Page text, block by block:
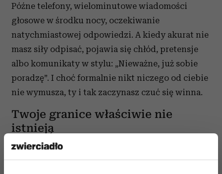
Późne telefony, wielominutowe wiadomości
głosowe w środku nocy, oczekiwanie
natychmiastowej odpowiedzi. A kiedy akurat nie
masz siły odpisać, pojawia się chłód, pretensje
albo komunikaty w stylu: „Nieważne, już sobie
poradzę”. I choć formalnie nikt niczego od ciebie
nie wymusza, ty i tak zaczynasz czuć się winna.
Twoje granice właściwie nie
istnieją
Mówisz, że jesteś zmęczona? „To tylko pięć
minut”. Próbujesz zakończyć rozmowę? „Jeszcze